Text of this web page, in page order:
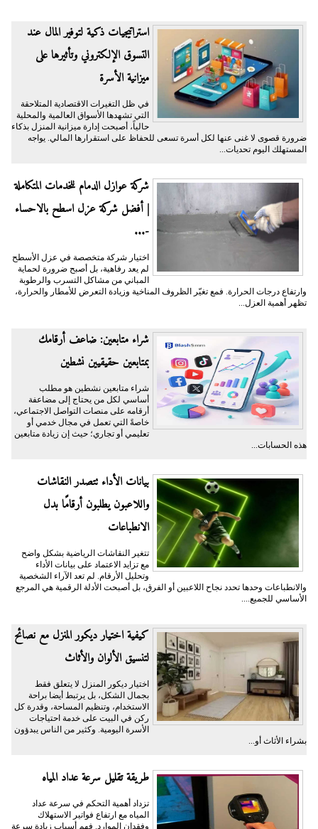
​استراتيجيات ذكية لتوفير المال عند
التسوق الإلكتروني وتأثيرها على
ميزانية الأسرة
​في ظل التغيرات الاقتصادية المتلاحقة
التي تشهدها الأسواق العالمية والمحلية
حالياً، أصبحت إدارة ميزانية المنزل بذكاء
ضرورة قصوى لا غنى عنها لكل أسرة تسعى للحفاظ على استقرارها المالي. يواجه
المستهلك اليوم تحديات...
شركة عوازل الدمام للخدمات المتكاملة
| أفضل شركة عزل اسطح بالاحساء
-...
اختيار شركة متخصصة في عزل الأسطح
لم يعد رفاهية، بل أصبح ضرورة لحماية
المباني من مشاكل التسرب والرطوبة
وارتفاع درجات الحرارة. فمع تغيّر الظروف المناخية وزيادة التعرض للأمطار والحرارة،
تظهر أهمية العزل...
شراء متابعين: ضاعف أرقامك
بمتابعين حقيقيين نشطين
شراء متابعين نشطين هو مطلب
أساسي لكل من يحتاج إلى مضاعفة
أرقامه على منصات التواصل الاجتماعي،
خاصةً التي تعمل في مجال خدمي أو
تعليمي أو تجاري؛ حيث إن زيادة متابعين
هذه الحسابات...
بيانات الأداء تتصدر النقاشات
واللاعبون يطلبون أرقامًا بدل
الانطباعات
تتغير النقاشات الرياضية بشكل واضح
مع تزايد الاعتماد على بيانات الأداء
وتحليل الأرقام. لم تعد الآراء الشخصية
والانطباعات وحدها تحدد نجاح اللاعبين أو الفرق، بل أصبحت الأدلة الرقمية هي المرجع
الأساسي للجميع....
كيفية اختيار ديكور المنزل مع نصائح
لتنسيق الألوان والأثاث
اختيار ديكور المنزل لا يتعلق فقط
بجمال الشكل، بل يرتبط أيضا براحة
الاستخدام، وتنظيم المساحة، وقدرة كل
ركن في البيت على خدمة احتياجات
الأسرة اليومية. وكثير من الناس يبدؤون
بشراء الأثاث أو...
طريقة تقليل سرعة عداد المياه
تزداد أهمية التحكم في سرعة عداد
المياه مع ارتفاع فواتير الاستهلاك
وفقدان الموارد. فهم أسباب زيادة سرعة